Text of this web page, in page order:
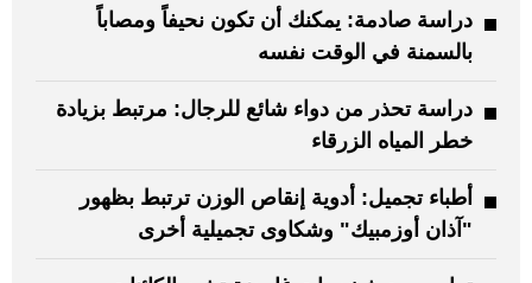
دراسة صادمة: يمكنك أن تكون نحيفاً ومصاباً
بالسمنة في الوقت نفسه
دراسة تحذر من دواء شائع للرجال: مرتبط بزيادة
خطر المياه الزرقاء
أطباء تجميل: أدوية إنقاص الوزن ترتبط بظهور
"آذان أوزمبيك" وشكاوى تجميلية أخرى